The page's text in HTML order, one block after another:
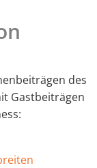
des
Gastbeiträgen